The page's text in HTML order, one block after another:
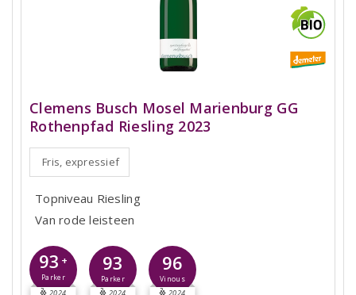
Clemens Busch Mosel Marienburg GG
Rothenpfad Riesling 2023
Fris, expressief
Topniveau Riesling
Van rode leisteen
93 +
Parker
93
Parker
96
Vinous